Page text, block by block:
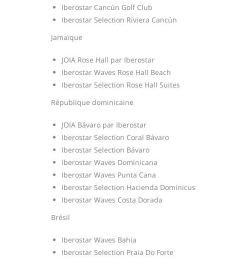
Iberostar Cancún Golf Club
Iberostar Selection Riviera Cancún
Jamaïque
JOIA Rose Hall par Iberostar
Iberostar Waves Rose Hall Beach
Iberostar Selection Rose Hall Suites
République dominicaine
JOIA Bávaro par Iberostar
Iberostar Selection Coral Bávaro
Iberostar Selection Bávaro
Iberostar Waves Dominicana
Iberostar Waves Punta Cana
Iberostar Selection Hacienda Dominicus
Iberostar Waves Costa Dorada
Brésil
Iberostar Waves Bahia
Iberostar Selection Praia Do Forte